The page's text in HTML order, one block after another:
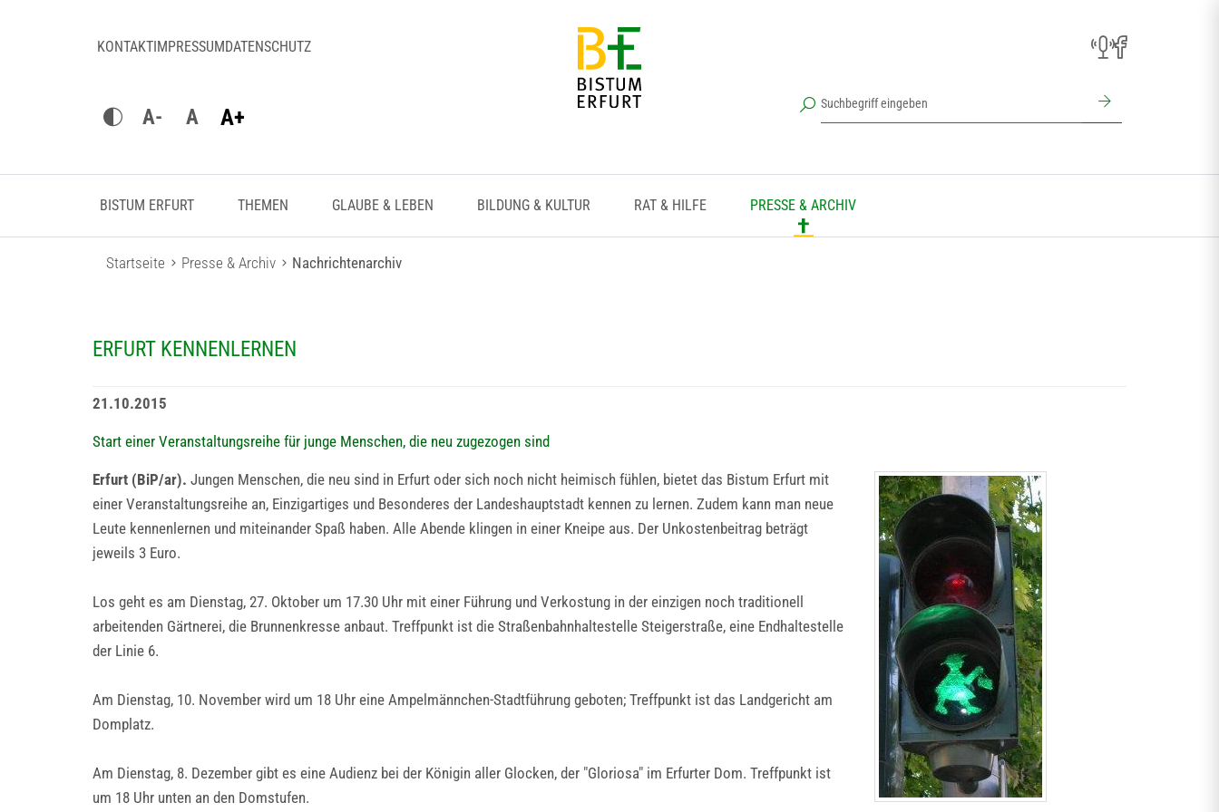
KONTAKTIMPRESSUMDATENSCHUTZ
A- A A+
BISTUM ERFURT THEMEN GLAUBE & LEBEN BILDUNG & KULTUR RAT & HILFE PRESSE & ARCHIV
Startseite Presse & Archiv Nachrichtenarchiv
ERFURT KENNENLERNEN
21.10.2015
Start einer Veranstaltungsreihe für junge Menschen, die neu zugezogen sind
Erfurt (BiP/ar). Jungen Menschen, die neu sind in Erfurt oder sich noch nicht heimisch fühlen, bietet das Bistum Erfurt mit
einer Veranstaltungsreihe an, Einzigartiges und Besonderes der Landeshauptstadt kennen zu lernen. Zudem kann man neue
Leute kennenlernen und miteinander Spaß haben. Alle Abende klingen in einer Kneipe aus. Der Unkostenbeitrag beträgt
jeweils 3 Euro.
Los geht es am Dienstag, 27. Oktober um 17.30 Uhr mit einer Führung und Verkostung in der einzigen noch traditionell
arbeitenden Gärtnerei, die Brunnenkresse anbaut. Treffpunkt ist die Straßenbahnhaltestelle Steigerstraße, eine Endhaltestelle
der Linie 6.
Am Dienstag, 10. November wird um 18 Uhr eine Ampelmännchen-Stadtführung geboten; Treffpunkt ist das Landgericht am
Domplatz.
Am Dienstag, 8. Dezember gibt es eine Audienz bei der Königin aller Glocken, der "Gloriosa" im Erfurter Dom. Treffpunkt ist
um 18 Uhr unten an den Domstufen.